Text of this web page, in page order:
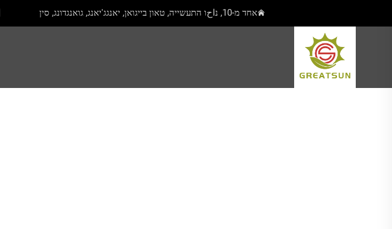
אחד מ-10, נاحו התעשייה, טאון בייגואן, יאנגג'יאנג, גואנגדונג, סין